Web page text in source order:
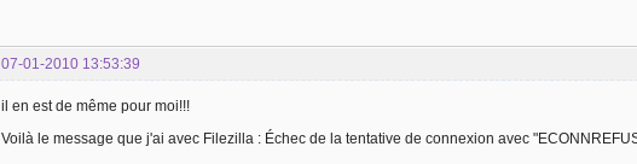
07-01-2010 13:53:39
il en est de même pour moi!!!
Voilà le message que j'ai avec Filezilla : Échec de la tentative de connexion avec